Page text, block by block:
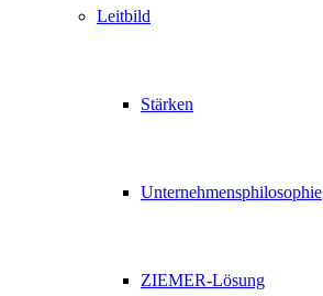
Leitbild
Stärken
Unternehmensphilosophie
ZIEMER-Lösung